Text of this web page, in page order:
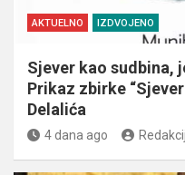
AKTUELNO IZDVOJENO
Sjever kao sudbina,
Prikaz zbirke
Delalića
4 dana ago